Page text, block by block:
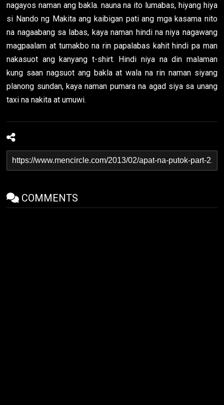
nagayos naman ang bakla. nauna na ito lumabas, hiyang hiya
si Nando ng Makita ang kaibigan pati ang mga kasama nito
na nagaabang sa labas, kaya naman hindi na niya nagawang
magpaalam at tumakbo na rin papalabas kahit hindi pa man
nakasuot ang kanyang t-shirt. Hindi niya na din malaman
kung saan nagsuot ang bakla at wala na rin naman siyang
planong sundan, kaya naman pumara na agad siya sa unang
taxi na nakita at umuwi.
COMMENTS